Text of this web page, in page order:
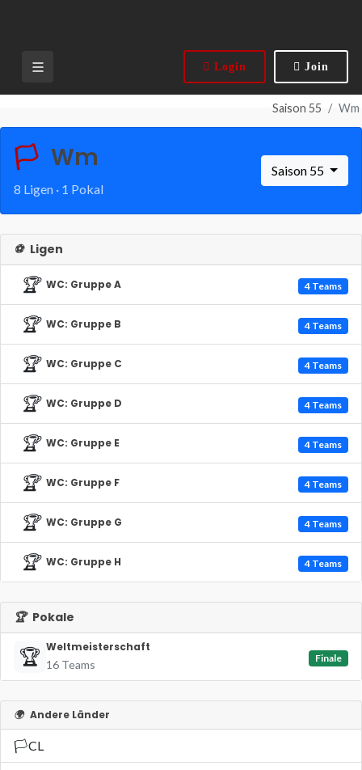
Login Join
Saison 55 Wm
🏳️ Wm
8 Ligen · 1 Pokal
Saison 55
⚽ Ligen
🏆 WC: Gruppe A 4 Teams
🏆 WC: Gruppe B 4 Teams
🏆 WC: Gruppe C 4 Teams
🏆 WC: Gruppe D 4 Teams
🏆 WC: Gruppe E 4 Teams
🏆 WC: Gruppe F 4 Teams
🏆 WC: Gruppe G 4 Teams
🏆 WC: Gruppe H 4 Teams
🏆 Pokale
🏆 Weltmeisterschaft
16 Teams
Finale
🌍 Andere Länder
🏳️CL